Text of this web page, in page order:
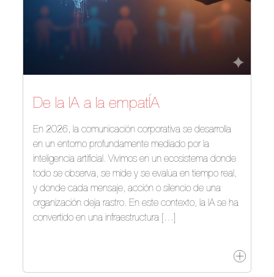
De la IA a la empatÍA
En 2026, la comunicación corporativa se desarrolla
en un entorno profundamente mediado por la
inteligencia artificial. Vivimos en un ecosistema donde
todo se observa, se mide y se evalúa en tiempo real,
y donde cada mensaje, acción o silencio de una
organización deja rastro. En este contexto, la IA se ha
convertido en una infraestructura […]